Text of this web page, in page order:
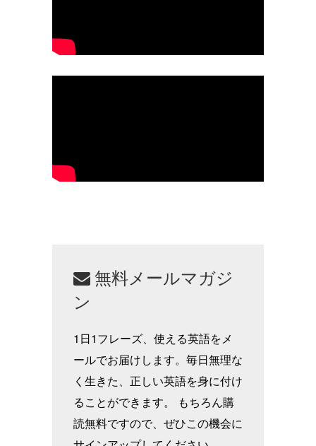
無料メールマガジ
ン
1日1フレーズ、使える英語をメ
ールでお届けします。毎日無理な
く生きた、正しい英語を身に付け
ることができます。 もちろん購
読無料ですので、ぜひこの機会に